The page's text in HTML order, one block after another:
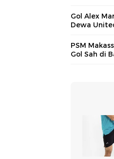
Gol Alex
Dewa
PSM
Gol Sah di